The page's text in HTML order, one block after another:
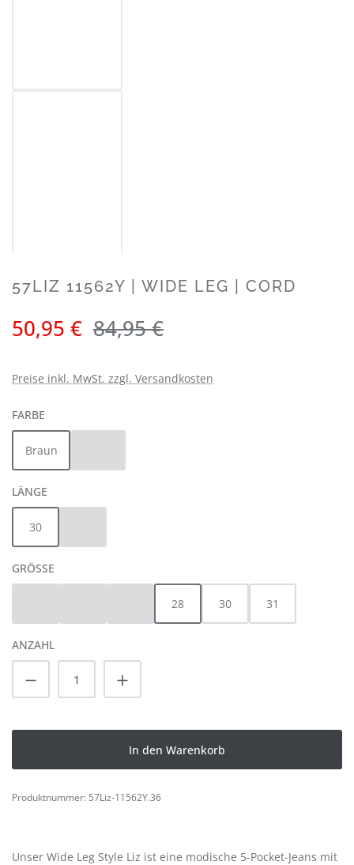
57LIZ 11562Y | WIDE LEG | CORD
Verkaufspreis:
50,95 € Regulärer Preis:
84,95 €
Preise inkl. MwSt. zzgl. Versandkosten
FARBE
Braun
LÄNGE
30
GRÖSSE
(Diese Option ist zurzeit nicht verfügbar.)
(Diese Option ist zurzeit nicht verfügbar.)
(Diese Option ist zurzeit nicht verfügbar.)
28 30 31
ANZAHL
Produkt Anzahl: Gib den gewünschten
In den Warenkorb
Produktnummer: 57Liz-11562Y.36
Unser Wide Leg Style Liz ist eine modische 5-Pocket-Jeans mit